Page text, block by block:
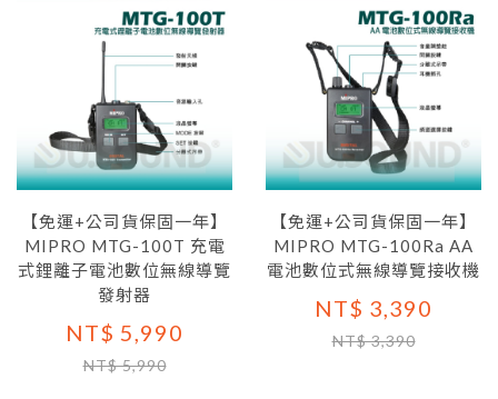
【免運+公司貨保固一年】
MIPRO MTG-100T 充電
式鋰離子電池數位無線導覽
發射器
NT$ 5,990
NT$ 5,990
【免運+公司貨保固一年】
MIPRO MTG-100Ra AA
電池數位式無線導覽接收機
NT$ 3,390
NT$ 3,390